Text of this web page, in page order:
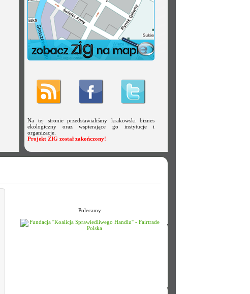
Na tej stronie przedstawialiśmy krakowski biznes
ekologiczny oraz wspierające go instytucje i
organizacje.
Projekt ZIG został zakończony!
Polecamy: